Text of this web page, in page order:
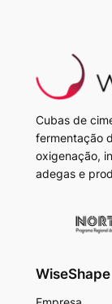
Cubas de
fermentação
oxigenação,
adegas e
WiseShape